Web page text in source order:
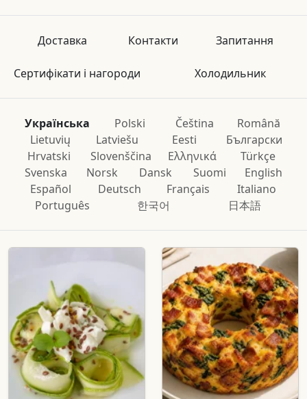
Доставка Контакти Запитання
Сертифікати і нагороди Холодильник
Українська Polski Čeština
Română
Lietuvių
Latviešu Eesti
Български
Hrvatski
Slovenščina Ελληνικά
Türkçe
Svenska
Norsk Dansk Suomi
English
Español
Deutsch Français
Italiano
Português
한국어 日本語